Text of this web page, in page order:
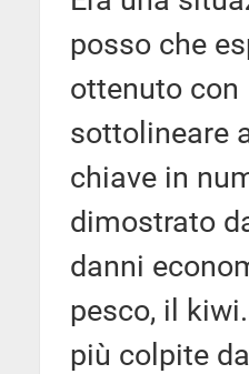
posso che
ottenuto con
sottolineare
chiave in
dimostrato
danni
pesco, il
più colpite